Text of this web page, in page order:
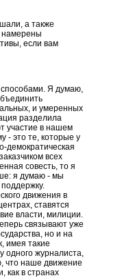
а также
намерены
если вам
Я думаю,
и умеренных
разделила
участие в нашем
- это те, которые у
демократическая
всех
совесть, то я
я думаю - мы
движения в
ставятся
власти, милиции.
связывают уже
но и на
имея такие
одного журналиста,
что наше движение
как в странах